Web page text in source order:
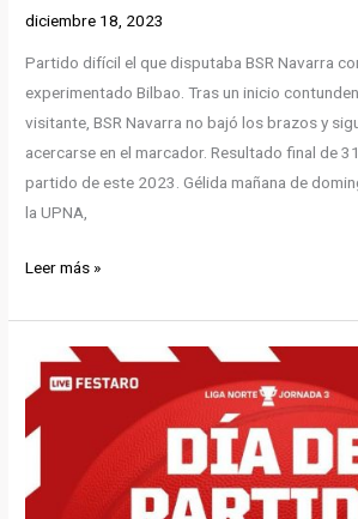
diciembre 18, 2023
Partido difícil el que disputaba BSR Navarra
experimentado Bilbao. Tras un inicio
visitante, BSR Navarra no bajó los brazos y
acercarse en el marcador. Resultado final de
partido de este 2023. Gélida mañana de
la UPNA,
Derrota
el
primer
partido
la
Leer más »